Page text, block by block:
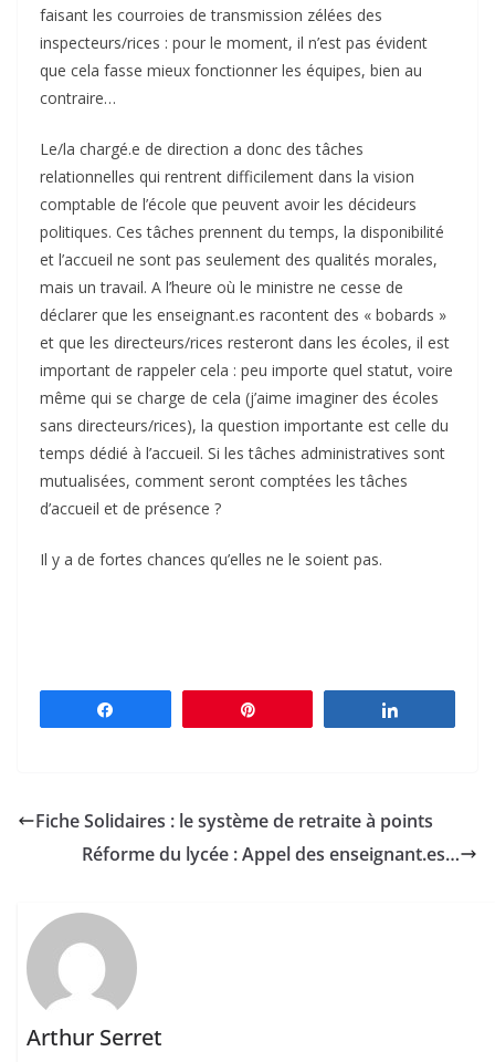
faisant les courroies de transmission zélées des
inspecteurs/rices : pour le moment, il n’est pas évident
que cela fasse mieux fonctionner les équipes, bien au
contraire…
Le/la chargé.e de direction a donc des tâches
relationnelles qui rentrent difficilement dans la vision
comptable de l’école que peuvent avoir les décideurs
politiques. Ces tâches prennent du temps, la disponibilité
et l’accueil ne sont pas seulement des qualités morales,
mais un travail. A l’heure où le ministre ne cesse de
déclarer que les enseignant.es racontent des « bobards »
et que les directeurs/rices resteront dans les écoles, il est
important de rappeler cela : peu importe quel statut, voire
même qui se charge de cela (j’aime imaginer des écoles
sans directeurs/rices), la question importante est celle du
temps dédié à l’accueil. Si les tâches administratives sont
mutualisées, comment seront comptées les tâches
d’accueil et de présence ?
Il y a de fortes chances qu’elles ne le soient pas.
Fiche Solidaires : le système de retraite à points
Réforme du lycée : Appel des enseignant.es…
Arthur Serret